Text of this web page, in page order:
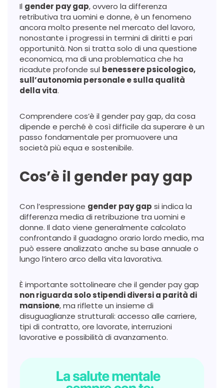
Il gender pay gap, ovvero la differenza
retributiva tra uomini e donne, è un fenomeno
ancora molto presente nel mercato del lavoro,
nonostante i progressi in termini di diritti e pari
opportunità. Non si tratta solo di una questione
economica, ma di una problematica che ha
ricadute profonde sul benessere psicologico,
sull’autonomia personale e sulla qualità
della vita.
Comprendere cos’è il gender pay gap, da cosa
dipende e perché è così difficile da superare è un
passo fondamentale per promuovere una
società più equa e sostenibile.
Cos’è il gender pay gap
Con l’espressione gender pay gap si indica la
differenza media di retribuzione tra uomini e
donne. Il dato viene generalmente calcolato
confrontando il guadagno orario lordo medio, ma
può essere analizzato anche su base annuale o
lungo l’intero arco della vita lavorativa.
È importante sottolineare che il gender pay gap
non riguarda solo stipendi diversi a parità di
mansione, ma riflette un insieme di
disuguaglianze strutturali: accesso alle carriere,
tipi di contratto, ore lavorate, interruzioni
lavorative e possibilità di avanzamento.